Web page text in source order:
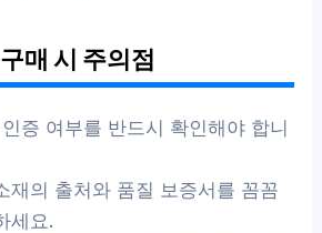
매 시 주의점
증 여부를 반드시 확인해야 합니
재의 출처와 품질 보증서를 꼼꼼
세요.